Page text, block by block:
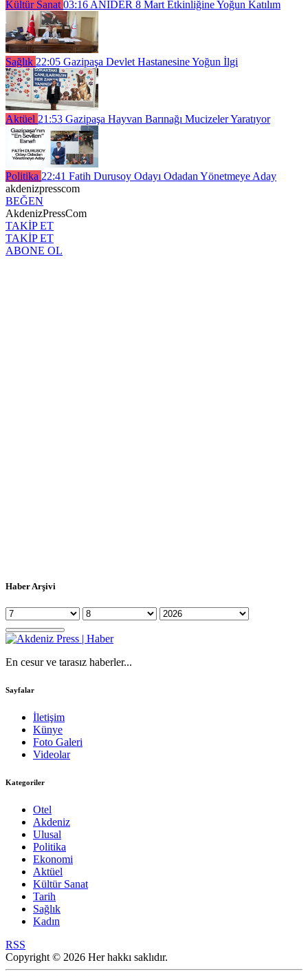
Kültür Sanat 03:16 ANIDER 8 Mart Etkinliğine Yoğun Katılım
Sağlık 22:05 Gazipaşa Devlet Hastanesine Yoğun İlgi
Aktüel 21:53 Gazipaşa Hayvan Barınağı Mucizeler Yaratıyor
Politika 22:41 Fatih Durusoy Odayı Odadan Yönetmeye Aday
akdenizpresscom
BEĞEN
AkdenizPressCom
TAKİP ET
TAKİP ET
ABONE OL
Haber Arşivi
En cesur ve tarasız haberler...
Sayfalar
İletişim
Künye
Foto Galeri
Videolar
Kategoriler
Otel
Akdeniz
Ulusal
Politika
Ekonomi
Aktüel
Kültür Sanat
Tarih
Sağlık
Kadın
RSS
Copyright © 2026 Her hakkı saklıdır.